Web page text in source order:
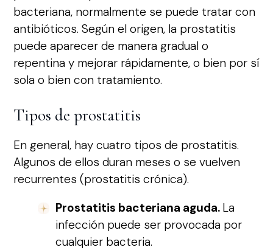
bacteriana, normalmente se puede tratar con
antibióticos. Según el origen, la prostatitis
puede aparecer de manera gradual o
repentina y mejorar rápidamente, o bien por sí
sola o bien con tratamiento.
Tipos de prostatitis
En general, hay cuatro tipos de prostatitis.
Algunos de ellos duran meses o se vuelven
recurrentes (prostatitis crónica).
Prostatitis bacteriana aguda. La
infección puede ser provocada por
cualquier bacteria.